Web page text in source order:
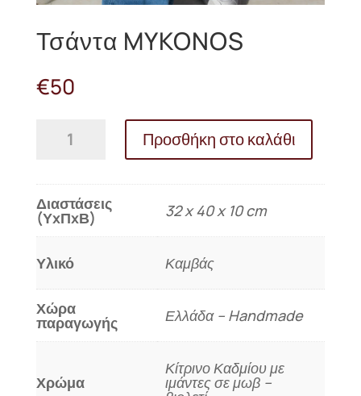
Τσάντα MYKONOS
€50
MYKONOS
Προσθήκη στο καλάθι
Διαστάσεις
(ΥxΠxΒ) 32 x 40 x 10 cm
Υλικό Καμβάς
Χώρα
παραγωγής Ελλάδα – Handmade
Χρώμα
Κίτρινο Καδμίου με
ιμάντες σε μωβ –